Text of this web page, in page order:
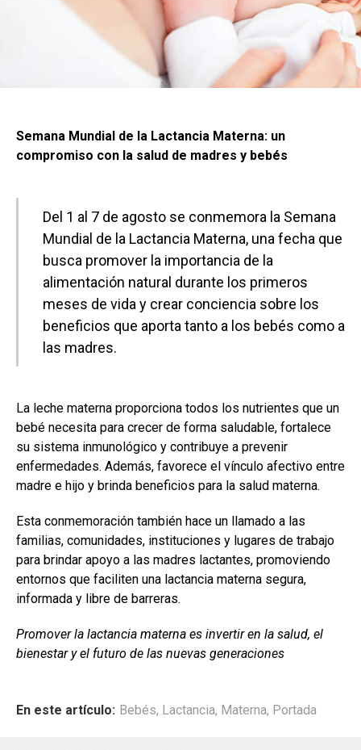
Semana Mundial de la Lactancia Materna: un
compromiso con la salud de madres y bebés
Del 1 al 7 de agosto se conmemora la Semana
Mundial de la Lactancia Materna, una fecha que
busca promover la importancia de la
alimentación natural durante los primeros
meses de vida y crear conciencia sobre los
beneficios que aporta tanto a los bebés como a
las madres.
La leche materna proporciona todos los nutrientes que un
bebé necesita para crecer de forma saludable, fortalece
su sistema inmunológico y contribuye a prevenir
enfermedades. Además, favorece el vínculo afectivo entre
madre e hijo y brinda beneficios para la salud materna.
Esta conmemoración también hace un llamado a las
familias, comunidades, instituciones y lugares de trabajo
para brindar apoyo a las madres lactantes, promoviendo
entornos que faciliten una lactancia materna segura,
informada y libre de barreras.
Promover la lactancia materna es invertir en la salud, el
bienestar y el futuro de las nuevas generaciones
En este artículo: Bebés, Lactancia, Materna, Portada